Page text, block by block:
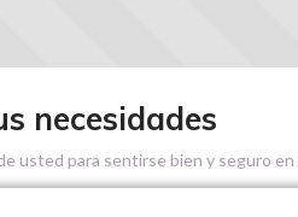
necesidades
usted para sentirse bien y seguro